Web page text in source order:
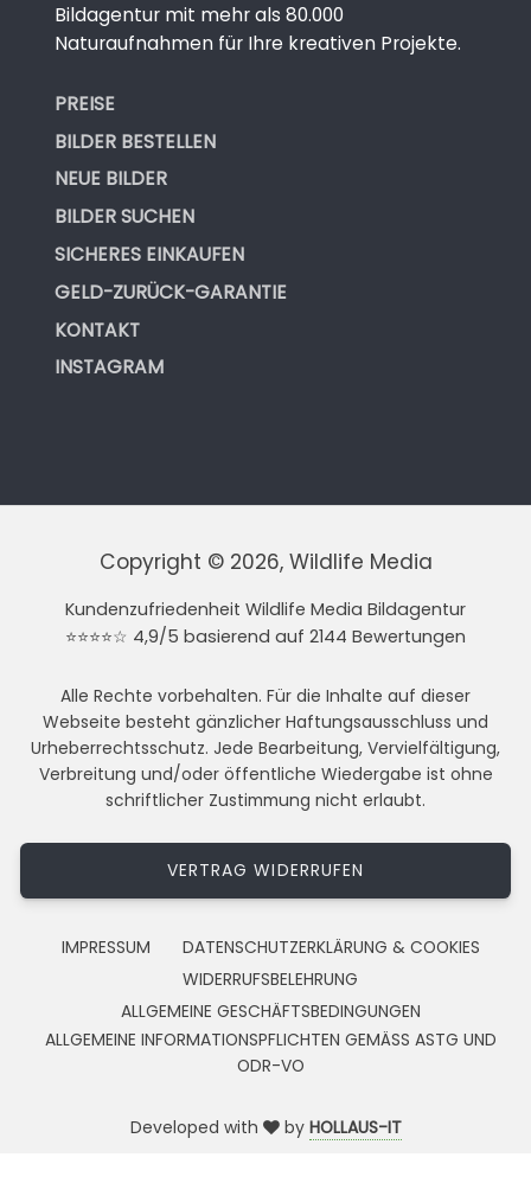
Bildagentur mit mehr als 80.000
Naturaufnahmen für Ihre kreativen Projekte.
PREISE
BILDER BESTELLEN
NEUE BILDER
BILDER SUCHEN
SICHERES EINKAUFEN
GELD-ZURÜCK-GARANTIE
KONTAKT
INSTAGRAM
Copyright © 2026, Wildlife Media
Kundenzufriedenheit Wildlife Media Bildagentur
⭐⭐⭐⭐☆ 4,9/5 basierend auf 2144 Bewertungen
Alle Rechte vorbehalten. Für die Inhalte auf dieser
Webseite besteht gänzlicher Haftungsausschluss und
Urheberrechtsschutz. Jede Bearbeitung, Vervielfältigung,
Verbreitung und/oder öffentliche Wiedergabe ist ohne
schriftlicher Zustimmung nicht erlaubt.
VERTRAG WIDERRUFEN
IMPRESSUM
DATENSCHUTZERKLÄRUNG & COOKIES
WIDERRUFSBELEHRUNG
ALLGEMEINE GESCHÄFTSBEDINGUNGEN
ALLGEMEINE INFORMATIONSPFLICHTEN GEMÄSS ASTG UND
ODR-VO
Developed with by HOLLAUS-IT